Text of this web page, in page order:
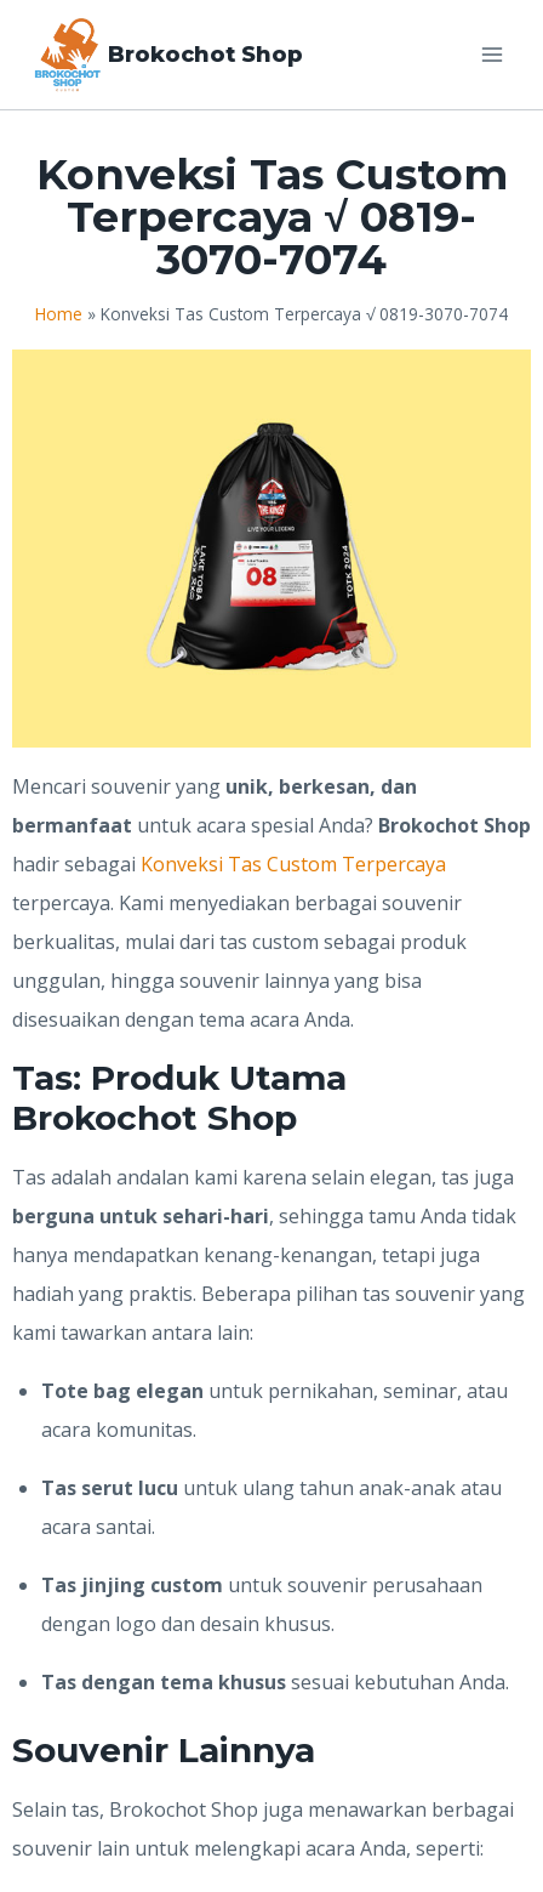
Brokochot Shop
Konveksi Tas Custom
Terpercaya √ 0819-
3070-7074
Home » Konveksi Tas Custom Terpercaya √ 0819-3070-7074
Mencari souvenir yang unik, berkesan, dan
bermanfaat untuk acara spesial Anda? Brokochot Shop
hadir sebagai Konveksi Tas Custom Terpercaya
terpercaya. Kami menyediakan berbagai souvenir
berkualitas, mulai dari tas custom sebagai produk
unggulan, hingga souvenir lainnya yang bisa
disesuaikan dengan tema acara Anda.
Tas: Produk Utama
Brokochot Shop
Tas adalah andalan kami karena selain elegan, tas juga
berguna untuk sehari-hari, sehingga tamu Anda tidak
hanya mendapatkan kenang-kenangan, tetapi juga
hadiah yang praktis. Beberapa pilihan tas souvenir yang
kami tawarkan antara lain:
Tote bag elegan untuk pernikahan, seminar, atau
acara komunitas.
Tas serut lucu untuk ulang tahun anak-anak atau
acara santai.
Tas jinjing custom untuk souvenir perusahaan
dengan logo dan desain khusus.
Tas dengan tema khusussesuai kebutuhan Anda.
Souvenir Lainnya
Selain tas, Brokochot Shop juga menawarkan berbagai
souvenir lain untuk melengkapi acara Anda, seperti: